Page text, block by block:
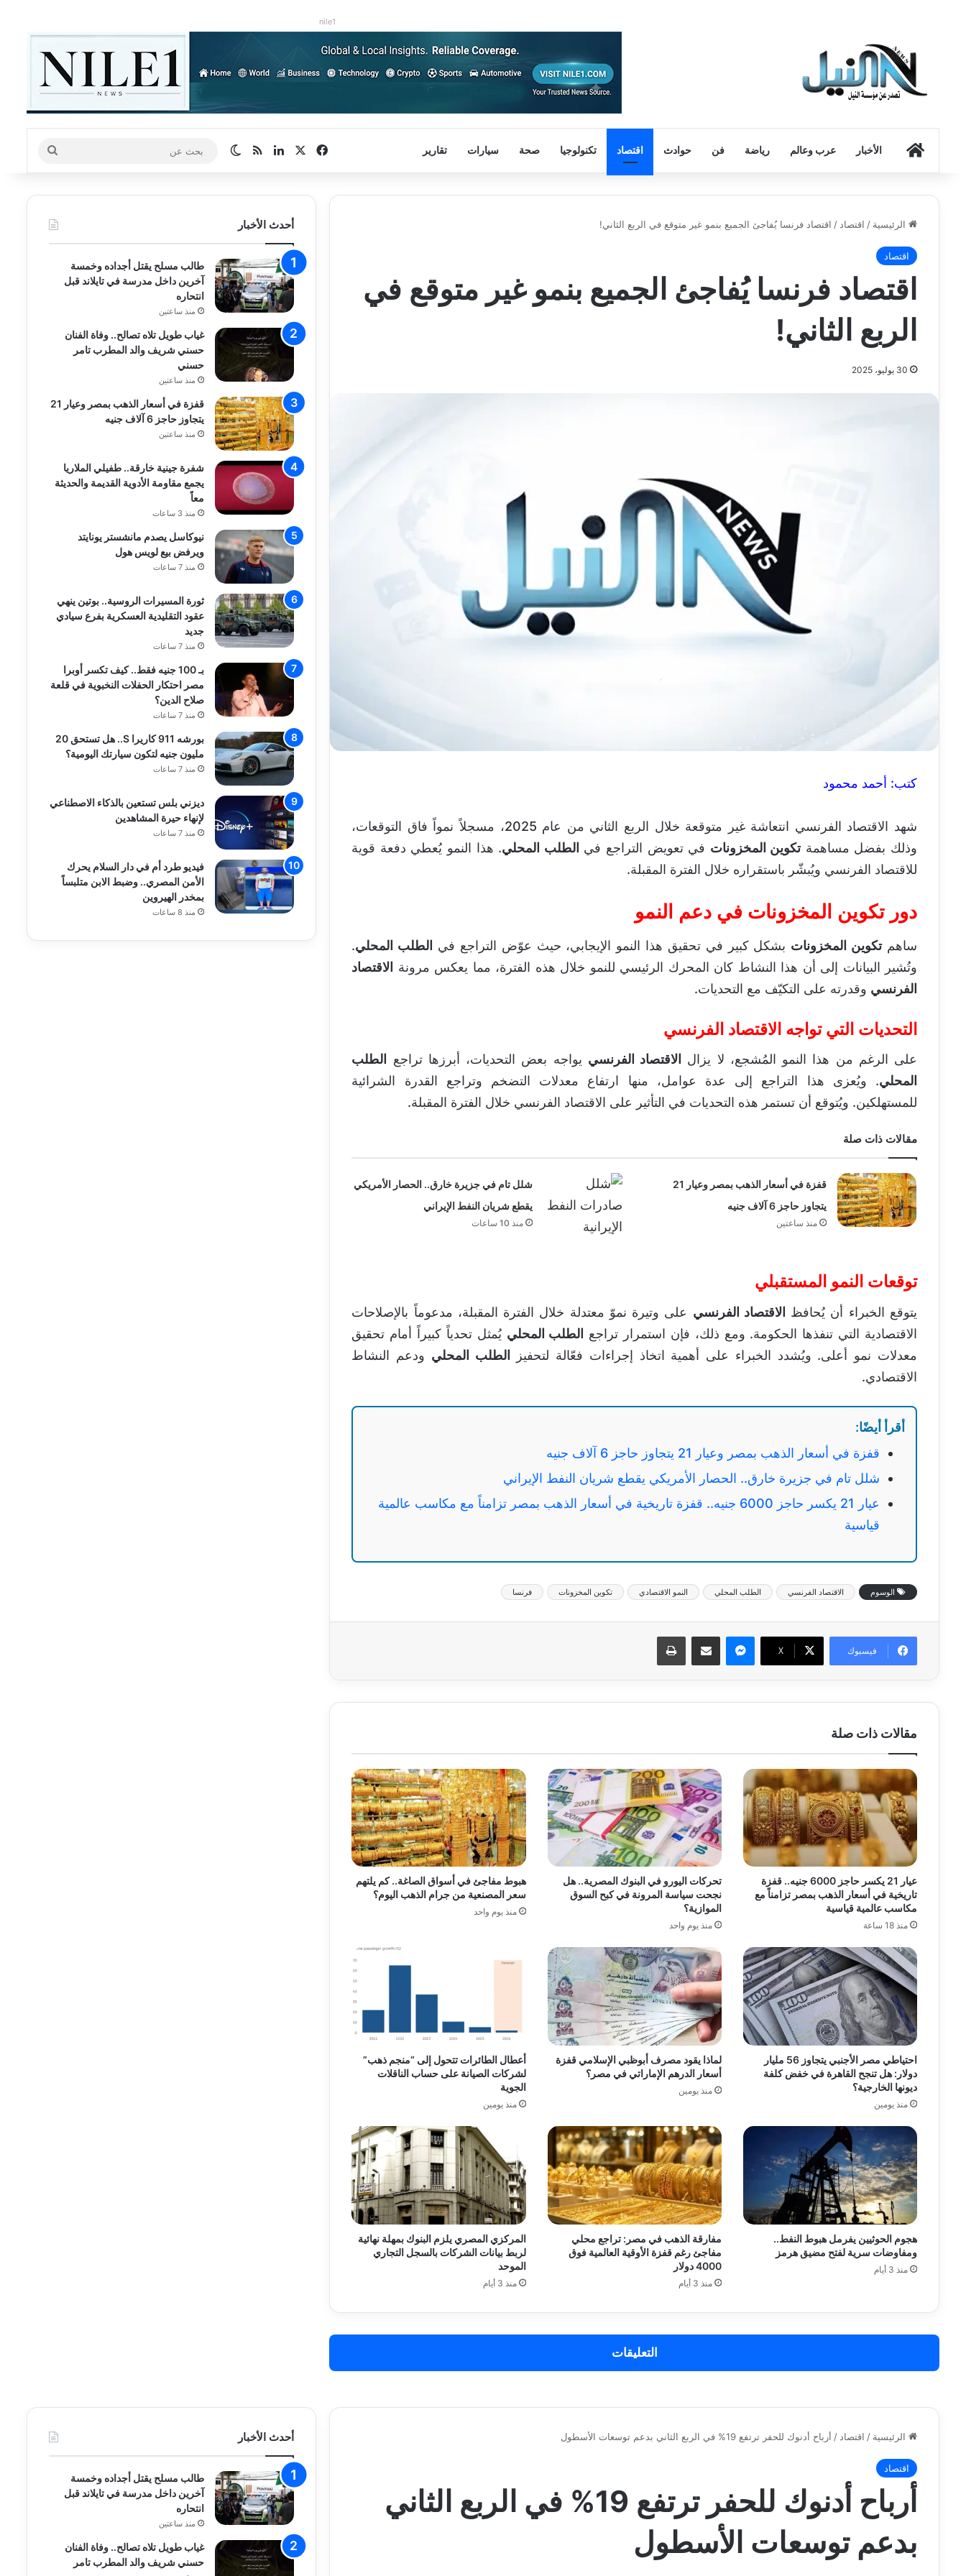
nile1
الرئيسيةالأخبار عرب وعالم رياضة فن حوادث اقتصاد تكنولوجيا صحة سيارات تقارير فيسبوك لينكدإنملخص الموقع RSS
الوضع المظلم
بحث
عن
الرئيسية / اقتصاد / اقتصاد فرنسا يُفاجئ الجميع بنمو غير متوقع في الربع الثاني!
اقتصاد
اقتصاد فرنسا يُفاجئ الجميع بنمو غير متوقع في
الربع الثاني!
30 يوليو، 2025
كتب: أحمد محمود
شهد الاقتصاد الفرنسي انتعاشة غير متوقعة خلال الربع الثاني من عام 2025، مسجلاً نمواً فاق التوقعات،
وذلك بفضل مساهمةتكوين المخزونات في تعويض التراجع في الطلب المحلي. هذا النمو يُعطي دفعة قوية
للاقتصاد الفرنسي ويُبشّر باستقراره خلال الفترة المقبلة.
دور تكوين المخزونات في دعم النمو
ساهمتكوين المخزونات بشكل كبير في تحقيق هذا النمو الإيجابي، حيث عوّض التراجع في الطلب المحلي.
وتُشير البيانات إلى أن هذا النشاط كان المحرك الرئيسي للنمو خلال هذه الفترة، مما يعكس مرونة الاقتصاد
الفرنسي وقدرته على التكيّف مع التحديات.
التحديات التي تواجه الاقتصاد الفرنسي
على الرغم من هذا النمو المُشجع، لا يزال الاقتصاد الفرنسي يواجه بعض التحديات، أبرزها تراجع
الطلب
المحلي. ويُعزى هذا التراجع إلى عدة عوامل، منها ارتفاع معدلات التضخم وتراجع القدرة الشرائية
للمستهلكين. ويُتوقع أن تستمر هذه التحديات في التأثير على الاقتصاد الفرنسي خلال الفترة المقبلة.
مقالات ذات صلة
قفزة في أسعار الذهب بمصر وعيار 21
يتجاوز حاجز 6 آلاف جنيه
منذ ساعتين
شلل تام في جزيرة خارق.. الحصار الأمريكي
يقطع شريان النفط الإيراني
منذ 10 ساعات
توقعات النمو المستقبلي
يتوقع الخبراء أن يُحافظ الاقتصاد الفرنسي على وتيرة نموّ معتدلة خلال الفترة المقبلة، مدعوماً بالإصلاحات
الاقتصادية التي تنفذها الحكومة. ومع ذلك، فإن استمرار تراجع الطلب المحلي يُمثل تحدياً كبيراً أمام تحقيق
معدلات نمو أعلى. ويُشدد الخبراء على أهمية اتخاذ إجراءات فعّالة لتحفيز الطلب المحلي ودعم النشاط
الاقتصادي.
أقرأ أيضًا:
قفزة في أسعار الذهب بمصر وعيار 21 يتجاوز حاجز 6 آلاف جنيه
شلل تام في جزيرة خارق.. الحصار الأمريكي يقطع شريان النفط الإيراني
عيار 21 يكسر حاجز 6000 جنيه.. قفزة تاريخية في أسعار الذهب بمصر تزامناً مع مكاسب عالمية
قياسية
الوسوم الاقتصاد الفرنسي الطلب المحلي النمو الاقتصادي تكوين المخزونات فرنسا
فيسبوك ‫X
ماسنجر مشاركة عبر البريد طباعة
مقالات ذات صلة
عيار 21 يكسر حاجز 6000 جنيه.. قفزة
تاريخية في أسعار الذهب بمصر تزامناً مع
مكاسب عالمية قياسية
منذ 18 ساعة
تحركات اليورو في البنوك المصرية.. هل
نجحت سياسة المرونة في كبح السوق
الموازية؟
منذ يوم واحد
هبوط مفاجئ في أسواق الصاغة.. كم يلتهم
سعر المصنعية من جرام الذهب اليوم؟
منذ يوم واحد
احتياطي مصر الأجنبي يتجاوز 56 مليار
دولار: هل تنجح القاهرة في خفض كلفة
ديونها الخارجية؟
منذ يومين
لماذا يقود مصرف أبوظبي الإسلامي قفزة
أسعار الدرهم الإماراتي في مصر؟
منذ يومين
أعطال الطائرات تتحول إلى “منجم ذهب”
لشركات الصيانة على حساب الناقلات
الجوية
منذ يومين
هجوم الحوثيين يفرمل هبوط النفط..
ومفاوضات سرية لفتح مضيق هرمز
منذ 3 أيام
مفارقة الذهب في مصر: تراجع محلي
مفاجئ رغم قفزة الأوقية العالمية فوق
4000 دولار
منذ 3 أيام
المركزي المصري يلزم البنوك بمهلة نهائية
لربط بيانات الشركات بالسجل التجاري
الموحد
منذ 3 أيام
التعليقات
أحدث الأخبار
طالب مسلح يقتل أجداده وخمسة
آخرين داخل مدرسة في تايلاند قبل
انتحاره
منذ ساعتين
غياب طويل تلاه تصالح.. وفاة الفنان
حسني شريف والد المطرب تامر
حسني
منذ ساعتين
قفزة في أسعار الذهب بمصر وعيار 21
يتجاوز حاجز 6 آلاف جنيه
منذ ساعتين
شفرة جينية خارقة.. طفيلي الملاريا
يجمع مقاومة الأدوية القديمة والحديثة
معاً
منذ 3 ساعات
نيوكاسل يصدم مانشستر يونايتد
ويرفض بيع لويس هول
منذ 7 ساعات
ثورة المسيرات الروسية.. بوتين ينهي
عقود التقليدية العسكرية بفرع سيادي
جديد
منذ 7 ساعات
بـ 100 جنيه فقط.. كيف تكسر أوبرا
مصر احتكار الحفلات النخبوية في قلعة
صلاح الدين؟
منذ 7 ساعات
بورشه 911 كاريرا S.. هل تستحق 20
مليون جنيه لتكون سيارتك اليومية؟
منذ 7 ساعات
ديزني بلس تستعين بالذكاء الاصطناعي
لإنهاء حيرة المشاهدين
منذ 7 ساعات
فيديو طرد أم في دار السلام يحرك
الأمن المصري.. وضبط الابن متلبساً
بمخدر الهيروين
منذ 8 ساعات